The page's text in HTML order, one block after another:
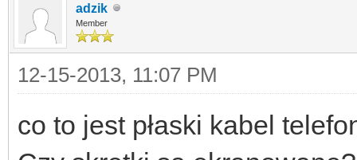
adzik
Member
12-15-2013, 11:07 PM
co to jest płaski kabel